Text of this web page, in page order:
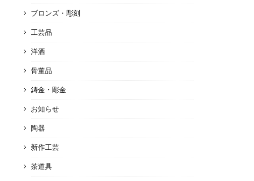
ブロンズ・彫刻
工芸品
洋酒
骨董品
鋳金・彫金
お知らせ
陶器
新作工芸
茶道具